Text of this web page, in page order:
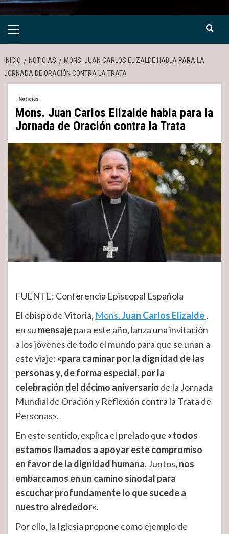
Menú
INICIO NOTICIAS
MONS. JUAN CARLOS ELIZALDE HABLA PARA LA
JORNADA DE ORACIÓN CONTRA LA TRATA
Noticias
Mons. Juan Carlos Elizalde habla para la
Jornada de Oración contra la Trata
FUENTE: Conferencia Episcopal Española
El obispo de Vitoria, Mons.Juan Carlos Elizalde,
en su mensajepara este año, lanza una invitación
a los jóvenes de todo el mundo para que se unan a
este viaje: «para caminar por la dignidad de las
personas y, de forma especial, por la
celebración del décimo aniversario de la Jornada
Mundial de Oración y Reflexión contra la Trata de
Personas».
En este sentido, explica el prelado que «todos
estamos llamados a apoyar este compromiso
en favor de la dignidad humana.Juntos,nos
embarcamos en un camino sinodal para
escuchar profundamente lo que sucede a
nuestro alrededor«.
Por ello, la Iglesia propone como ejemplo de